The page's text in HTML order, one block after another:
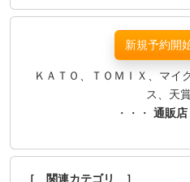
新規予約開
ＫＡＴＯ、ＴＯＭＩＸ、マイ
ス、天
・・・ 通販
［ 関連カテゴリ ］